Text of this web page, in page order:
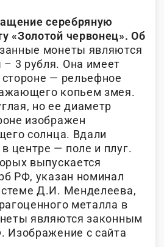
серебряную
«Золотой червонец». Об
монеты являются
3 рубля. Она имеет
— рельефное
копьем змея.
но ее диаметр
изображен
солнца. Вдали
центре — поле и плуг.
выпускается
РФ, указан номинал
Д.И. Менделеева,
металла в
являются законным
Изображение с сайта